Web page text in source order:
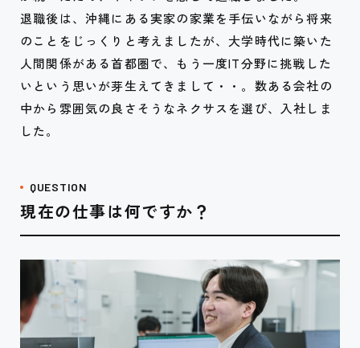
退職後は、沖縄にある実家の家業を手伝いながら将来
のことをじっくりと考えましたが、大学時代に築いた
人間関係がある首都圏で、もう一度IT分野に挑戦した
いという思いが芽生えてきまして・・。数ある会社の
中から雰囲気の良さそうなネクサスを選び、入社しま
した。
QUESTION
現在の仕事は何ですか？